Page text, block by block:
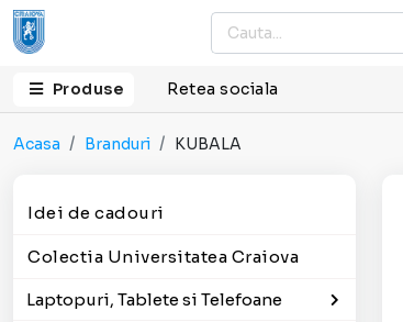
Produse Retea sociala
Acasa Branduri KUBALA
Idei de cadouri
Colectia Universitatea Craiova
Laptopuri, Tablete si Telefoane